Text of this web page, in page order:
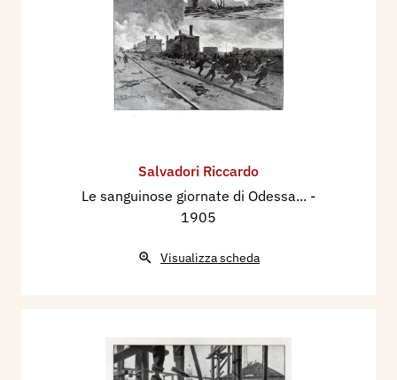
Salvadori Riccardo
Le sanguinose giornate di Odessa... -
1905
Visualizza scheda